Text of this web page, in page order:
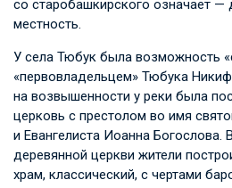
со старобашкирского означает —
местность.
У села Тюбук была возможность
«первовладельцем» Тюбука
на возвышенности у реки была
церковь с престолом во имя
и Евангелиста Иоанна Богослова.
деревянной церкви жители
храм, классический, с чертами